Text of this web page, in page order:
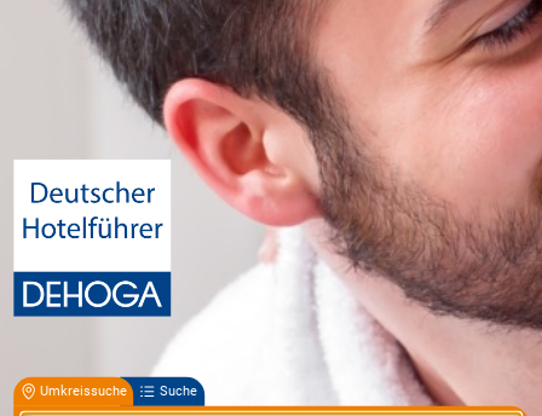
Umkreissuche Suche